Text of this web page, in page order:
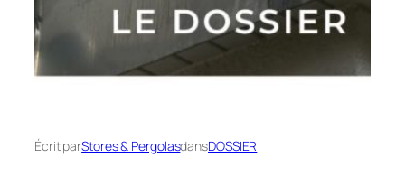
Écrit parStores & PergolasdansDOSSIER